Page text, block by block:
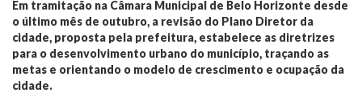
Em tramitação na Câmara Municipal de Belo Horizonte desde
o último mês de outubro, a revisão do Plano Diretor da
cidade, proposta pela prefeitura, estabelece as diretrizes
para o desenvolvimento urbano do município, traçando as
metas e orientando o modelo de crescimento e ocupação da
cidade.